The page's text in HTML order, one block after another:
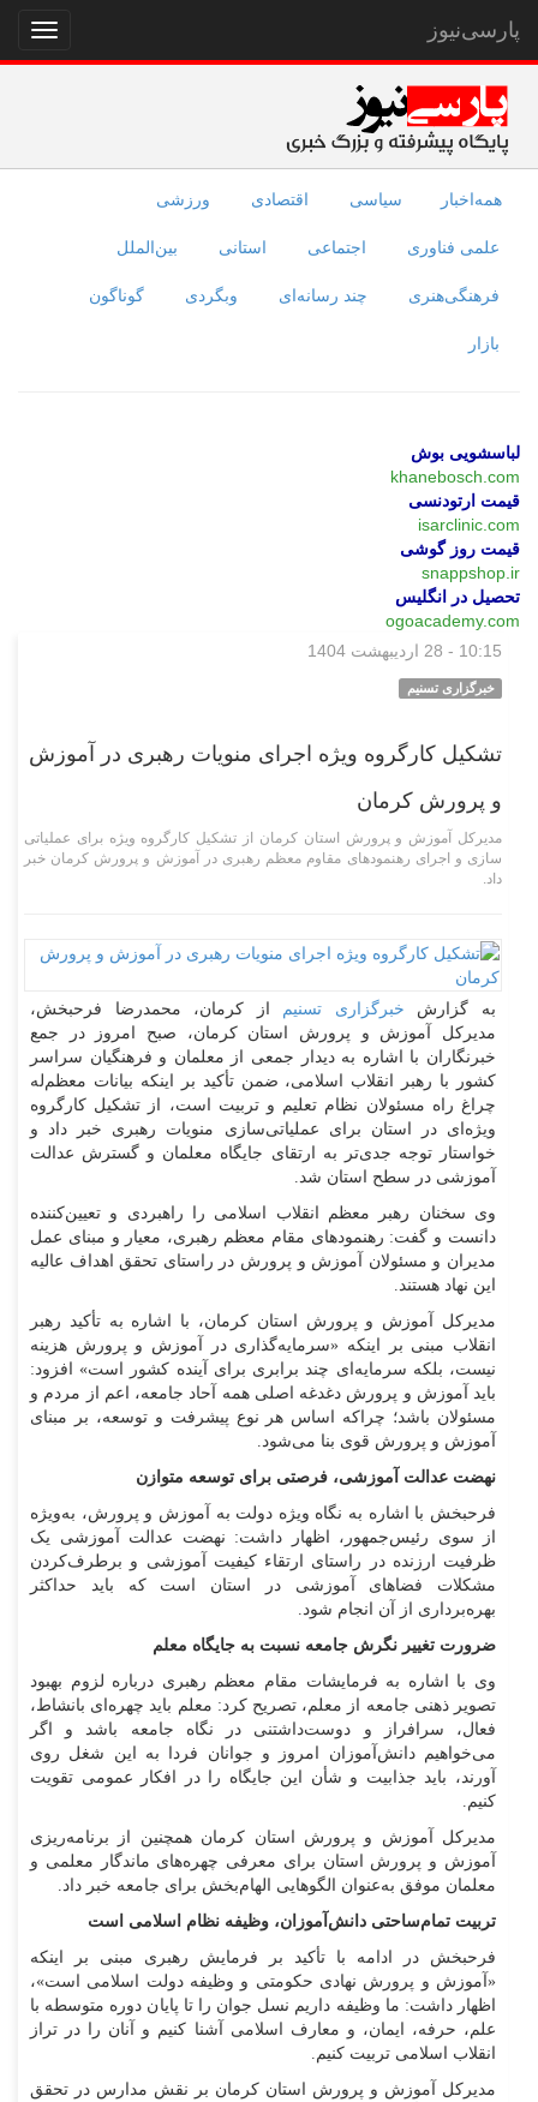
نمایش
منو
پارسی‌نیوز
همه‌اخبار سیاسی اقتصادی ورزشی
علمی فناوری اجتماعی استانی بین‌الملل
فرهنگی‌هنری چند رسانه‌ای وبگردی گوناگون
بازار
لباسشویی بوش
khanebosch.com
قیمت ارتودنسی
isarclinic.com
قیمت روز گوشی
snappshop.ir
تحصیل در انگلیس
ogoacademy.com
10:15 - 28 اردیبهشت 1404
خبرگزاری تسنیم
تشکیل کارگروه ویژه اجرای منویات رهبری در آموزش
و پرورش کرمان
مدیرکل آموزش و پرورش استان کرمان از تشکیل کارگروه ویژه برای عملیاتی
سازی و اجرای رهنمودهای مقاوم معظم رهبری در آموزش و پرورش کرمان خبر
داد.
به گزارش خبرگزاری تسنیم از کرمان، محمدرضا فرحبخش،
مدیرکل آموزش و پرورش استان کرمان، صبح امروز در جمع
خبرنگاران با اشاره به دیدار جمعی از معلمان و فرهنگیان سراسر
کشور با رهبر انقلاب اسلامی، ضمن تأکید بر اینکه بیانات معظم‌له
چراغ راه مسئولان نظام تعلیم و تربیت است، از تشکیل کارگروه
ویژه‌ای در استان برای عملیاتی‌سازی منویات رهبری خبر داد و
خواستار توجه جدی‌تر به ارتقای جایگاه معلمان و گسترش عدالت
آموزشی در سطح استان شد.
وی سخنان رهبر معظم انقلاب اسلامی را راهبردی و تعیین‌کننده
دانست و گفت: رهنمودهای مقام معظم رهبری، معیار و مبنای عمل
مدیران و مسئولان آموزش و پرورش در راستای تحقق اهداف عالیه
این نهاد هستند.
مدیرکل آموزش و پرورش استان کرمان، با اشاره به تأکید رهبر
انقلاب مبنی بر اینکه «سرمایه‌گذاری در آموزش و پرورش هزینه
نیست، بلکه سرمایه‌ای چند برابری برای آینده کشور است» افزود:
باید آموزش و پرورش دغدغه اصلی همه آحاد جامعه، اعم از مردم و
مسئولان باشد؛ چراکه اساس هر نوع پیشرفت و توسعه، بر مبنای
آموزش و پرورش قوی بنا می‌شود.
نهضت عدالت آموزشی، فرصتی برای توسعه متوازن
فرحبخش با اشاره به نگاه ویژه دولت به آموزش و پرورش، به‌ویژه
از سوی رئیس‌جمهور، اظهار داشت: نهضت عدالت آموزشی یک
ظرفیت ارزنده در راستای ارتقاء کیفیت آموزشی و برطرف‌کردن
مشکلات فضاهای آموزشی در استان است که باید حداکثر
بهره‌برداری از آن انجام شود.
ضرورت تغییر نگرش جامعه نسبت به جایگاه معلم
وی با اشاره به فرمایشات مقام معظم رهبری درباره لزوم بهبود
تصویر ذهنی جامعه از معلم، تصریح کرد: معلم باید چهره‌ای بانشاط،
فعال، سرافراز و دوست‌داشتنی در نگاه جامعه باشد و اگر
می‌خواهیم دانش‌آموزان امروز و جوانان فردا به این شغل روی
آورند، باید جذابیت و شأن این جایگاه را در افکار عمومی تقویت
کنیم.
مدیرکل آموزش و پرورش استان کرمان همچنین از برنامه‌ریزی
آموزش و پرورش استان برای معرفی چهره‌های ماندگار معلمی و
معلمان موفق به‌عنوان الگوهایی الهام‌بخش برای جامعه خبر داد.
تربیت تمام‌ساحتی دانش‌آموزان، وظیفه نظام اسلامی است
فرحبخش در ادامه با تأکید بر فرمایش رهبری مبنی بر اینکه
«آموزش و پرورش نهادی حکومتی و وظیفه دولت اسلامی است»،
اظهار داشت: ما وظیفه داریم نسل جوان را تا پایان دوره متوسطه با
علم، حرفه، ایمان، و معارف اسلامی آشنا کنیم و آنان را در تراز
انقلاب اسلامی تربیت کنیم.
مدیرکل آموزش و پرورش استان کرمان بر نقش مدارس در تحقق